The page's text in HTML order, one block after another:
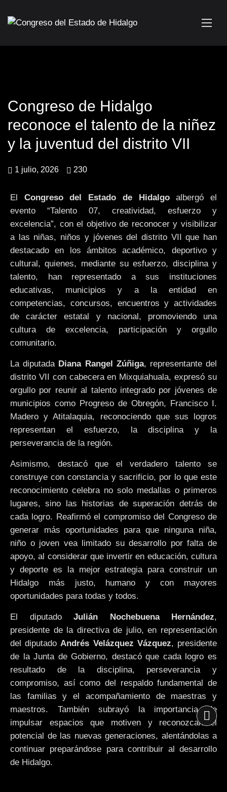
Congreso de Hidalgo
reconoce el talento de la niñez
y la juventud del distrito VII
1 julio, 2026 230
El Congreso del Estado de Hidalgoalbergó el
evento “Talento 07, creatividad, esfuerzo y
excelencia”, con el objetivo de reconocer y visibilizar
a las niñas, niños y jóvenes del distrito VII que han
destacado en los ámbitos académico, deportivo y
cultural, quienes, mediante su esfuerzo, disciplina y
talento, han representado a sus instituciones
educativas, municipios y a la entidad en
competencias, concursos, encuentros y actividades
de carácter estatal y nacional, promoviendo una
cultura de excelencia, participación y orgullo
comunitario.
La diputada Diana Rangel Zúñiga, representante del
distrito VII con cabecera en Mixquiahuala, expresó su
orgullo por reunir al talento integrado por jóvenes de
municipios como Progreso de Obregón, Francisco I.
Madero y Atitalaquia, reconociendo que sus logros
representan el esfuerzo, la disciplina y la
perseverancia de la región.
Asimismo, destacó que el verdadero talento se
construye con constancia y sacrificio, por lo que este
reconocimiento celebra no solo medallas o primeros
lugares, sino las historias de superación detrás de
cada logro. Reafirmó el compromiso del Congreso de
generar más oportunidades para que ninguna niña,
niño o joven vea limitado su desarrollo por falta de
apoyo, al considerar que invertir en educación, cultura
y deporte es la mejor estrategia para construir un
Hidalgo más justo, humano y con mayores
oportunidades para todas y todos.
El diputado Julián Nochebuena Hernández,
presidente de la directiva de julio, en representación
del diputadoAndrés Velázquez Vázquez, presidente
de la Junta de Gobierno, destacó que cada logro es
resultado de la disciplina, perseverancia y
compromiso, así como del respaldo fundamental de
las familias y el acompañamiento de maestras y
maestros. También subrayó la importancia de
impulsar espacios que motiven y reconozcan el
potencial de las nuevas generaciones, alentándolas a
continuar preparándose para contribuir al desarrollo
de Hidalgo.